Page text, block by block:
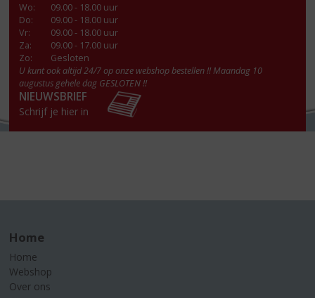
Wo:
09.00 - 18.00 uur
Do:
09.00 - 18.00 uur
Vr:
09.00 - 18.00 uur
Za:
09.00 - 17.00 uur
Zo:
Gesloten
U kunt ook altijd 24/7 op onze webshop bestellen !! Maandag 10
augustus gehele dag GESLOTEN !!
NIEUWSBRIEF
Schrijf je hier in
Home
Home
Webshop
Over ons